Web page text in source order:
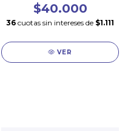
$40.000
36 cuotas sin intereses de $1.111
VER